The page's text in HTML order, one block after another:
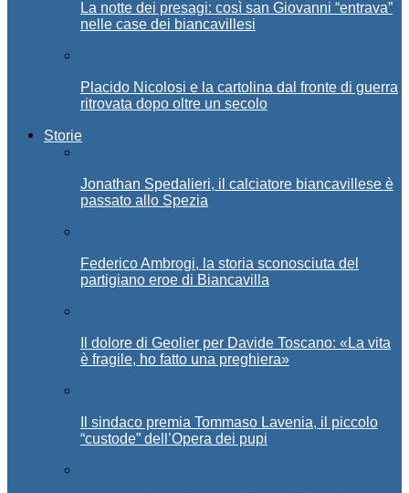
La notte dei presagi: così san Giovanni “entrava”
nelle case dei biancavillesi
Placido Nicolosi e la cartolina dal fronte di guerra
ritrovata dopo oltre un secolo
Storie
Jonathan Spedalieri, il calciatore biancavillese è
passato allo Spezia
Federico Ambrogi, la storia sconosciuta del
partigiano eroe di Biancavilla
Il dolore di Geolier per Davide Toscano: «La vita
è fragile, ho fatto una preghiera»
Il sindaco premia Tommaso Lavenia, il piccolo
“custode” dell’Opera dei pupi